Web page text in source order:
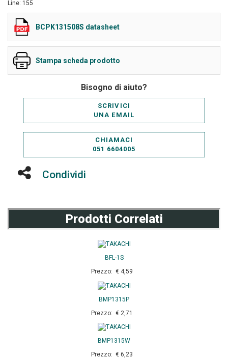
Line: 155
BCPK131508S datasheet
Stampa scheda prodotto
Bisogno di aiuto?
SCRIVICI
UNA EMAIL
CHIAMACI
051 6604005
Condividi
Prodotti Correlati
BFL-1S
Prezzo: € 4,59
BMP1315P
Prezzo: € 2,71
BMP1315W
Prezzo: € 6,23